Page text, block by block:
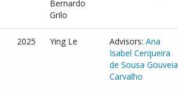
Bernardo
Grilo
2025 Ying Le Advisors: Ana
Isabel Cerqueira
de Sousa Gouveia
Carvalho